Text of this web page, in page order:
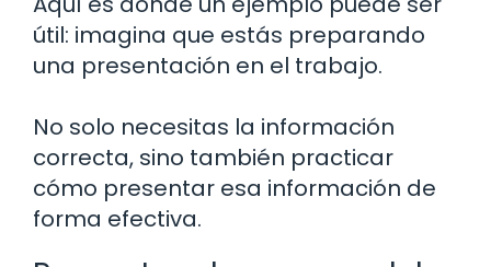
útil: imagina que estás preparando
una presentación en el trabajo.
No solo necesitas la información
correcta, sino también practicar
cómo presentar esa información de
forma efectiva.